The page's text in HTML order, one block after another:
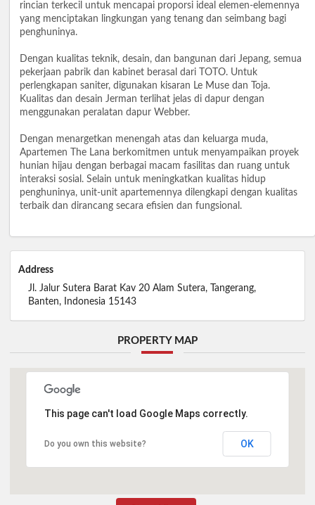
rincian terkecil untuk mencapai proporsi ideal elemen-elemennya
yang menciptakan lingkungan yang tenang dan seimbang bagi
penghuninya.
Dengan kualitas teknik, desain, dan bangunan dari Jepang, semua
pekerjaan pabrik dan kabinet berasal dari TOTO. Untuk
perlengkapan saniter, digunakan kisaran Le Muse dan Toja.
Kualitas dan desain Jerman terlihat jelas di dapur dengan
menggunakan peralatan dapur Webber.
Dengan menargetkan menengah atas dan keluarga muda,
Apartemen The Lana berkomitmen untuk menyampaikan proyek
hunian hijau dengan berbagai macam fasilitas dan ruang untuk
interaksi sosial. Selain untuk meningkatkan kualitas hidup
penghuninya, unit-unit apartemennya dilengkapi dengan kualitas
terbaik dan dirancang secara efisien dan fungsional.
Address
Jl. Jalur Sutera Barat Kav 20 Alam Sutera, Tangerang,
Banten, Indonesia 15143
PROPERTY MAP
This page can't load Google Maps correctly.
Do you own this website? OK